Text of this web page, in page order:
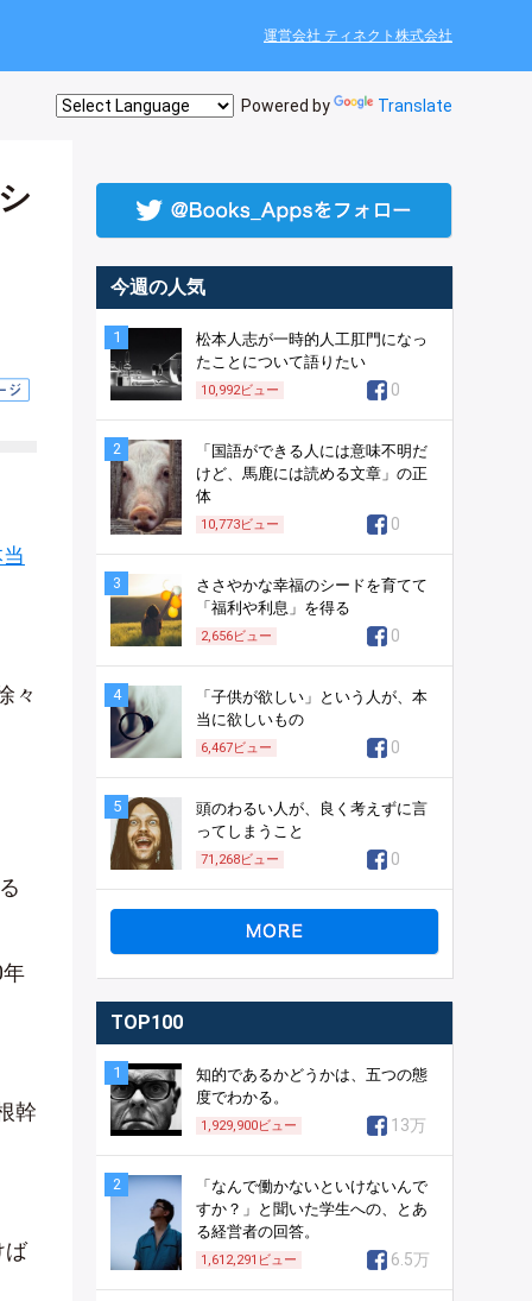
運営会社 ティネクト株式会社
Powered by Translate
々
幹
ば
今週の人気
1
松本人志が一時的人工肛門になっ
たことについて語りたい
10,992ビュー 0
2
「国語ができる人には意味不明だ
けど、馬鹿には読める文章」の正
体
10,773ビュー 0
3
ささやかな幸福のシードを育てて
「福利や利息」を得る
2,656ビュー 0
4
「子供が欲しい」という人が、本
当に欲しいもの
6,467ビュー 0
5
頭のわるい人が、良く考えずに言
ってしまうこと
71,268ビュー 0
TOP100
1
知的であるかどうかは、五つの態
度でわかる。
1,929,900ビュー 13万
2
「なんで働かないといけないんで
すか？」と聞いた学生への、とあ
る経営者の回答。
1,612,291 ビュー 6.5万